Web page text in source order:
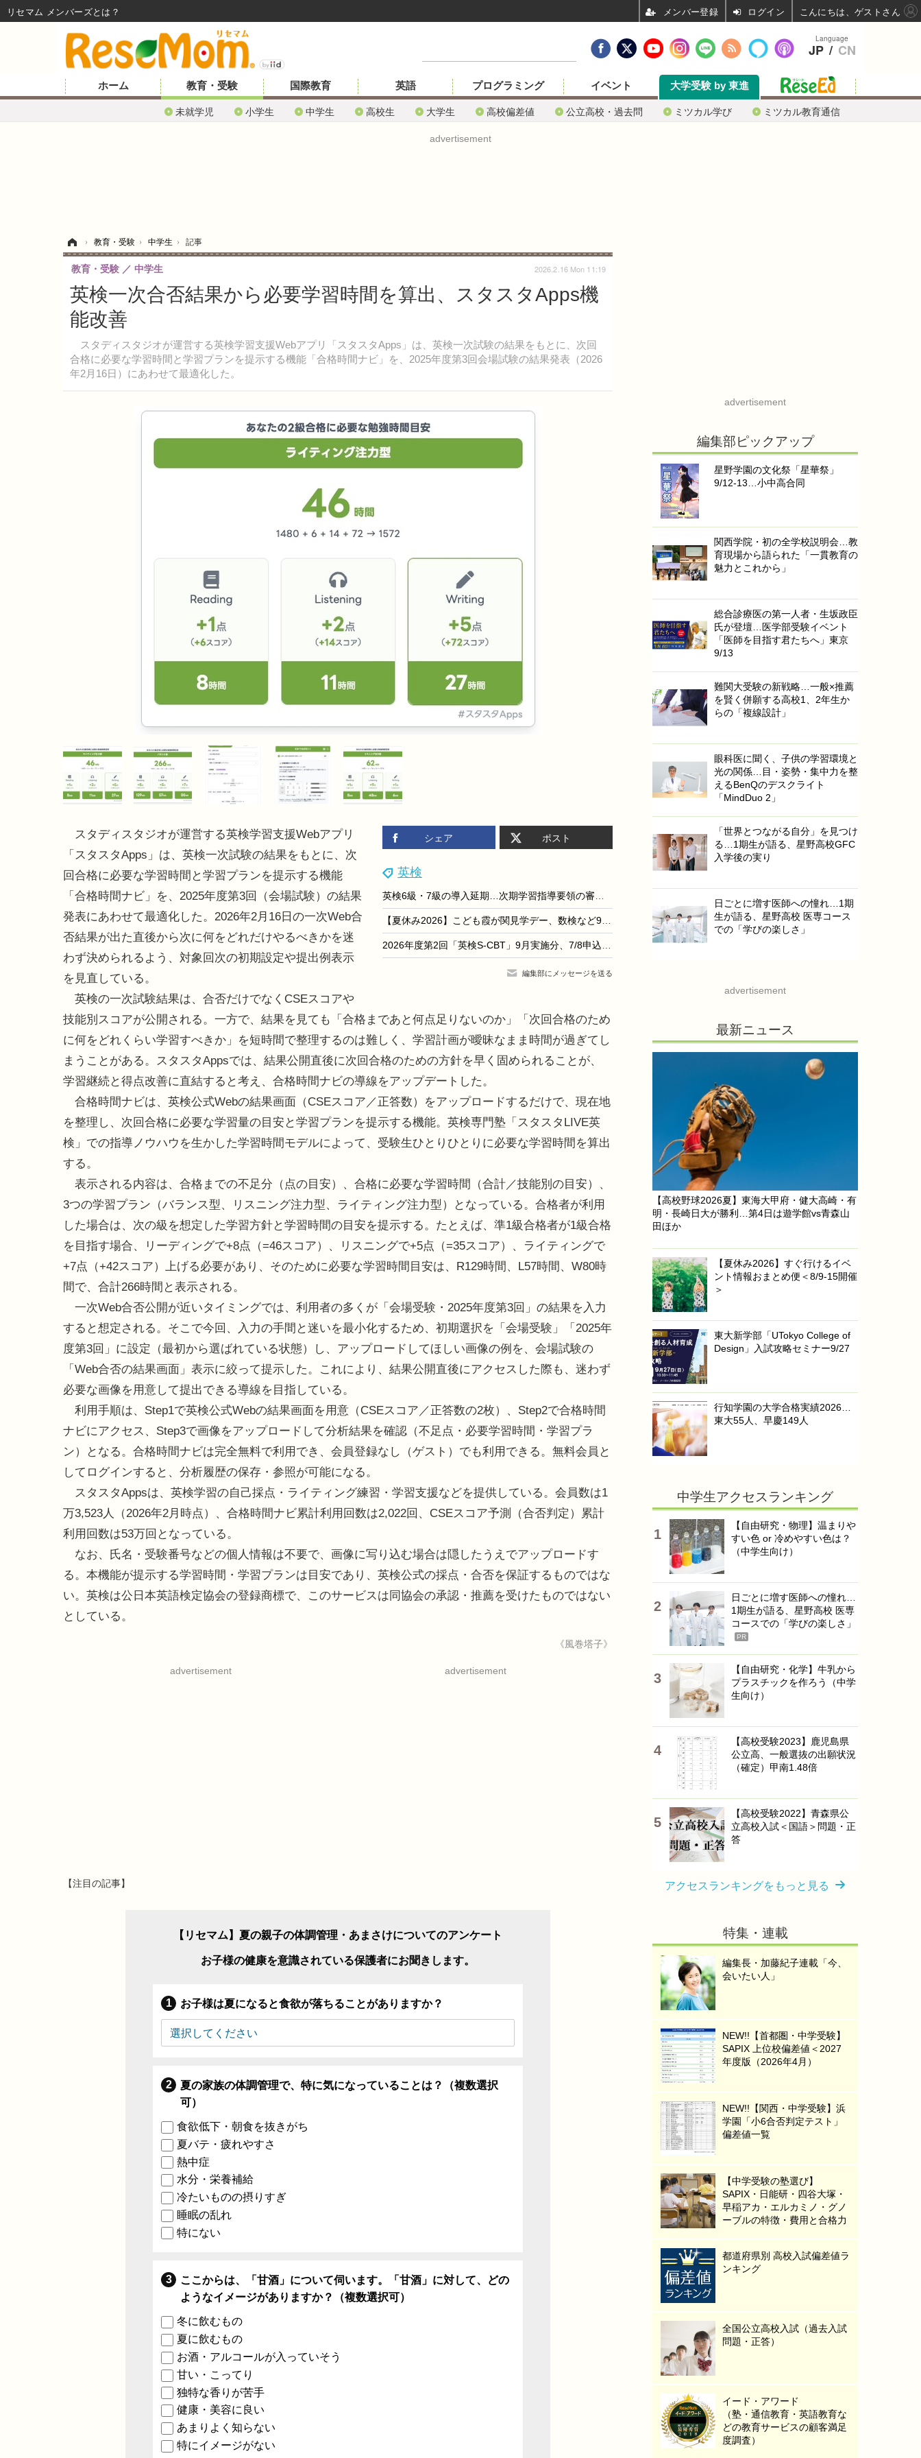
ホーム 教育・受験
未就学児 小学生 中学生 高校生 大学生 高校偏差値 公立高校・過去問 ミツカル学び ミツカル教育通信
国際教育 英語 プログラミング イベント 大学受験 by 東進
advertisement
› 教育・受験 › 中学生 › 記事
英検一次合否結果から必要学習時間を算出、スタスタApps機
能改善
スタディスタジオが運営する英検学習支援Webアプリ「スタスタApps」は、英検一次試験の結果をもとに、次回
合格に必要な学習時間と学習プランを提示する機能「合格時間ナビ」を、2025年度第3回会場試験の結果発表（2026
年2月16日）にあわせて最適化した。
教育・受験 中学生 2026.2.16 Mon 11:19
シェア ポスト
英検
英検6級・7級の導入延期…次期学習指導要領の審議踏まえ見直し
【夏休み2026】こども霞が関見学デー、数検など9団体が「検定体験」7/29・30
2026年度第2回「英検S-CBT」9月実施分、7/8申込開始
編集部にメッセージを送る
スタディスタジオが運営する英検学習支援Webアプリ
「スタスタApps」は、英検一次試験の結果をもとに、次
回合格に必要な学習時間と学習プランを提示する機能
「合格時間ナビ」を、2025年度第3回（会場試験）の結果
発表にあわせて最適化した。2026年2月16日の一次Web合
否結果が出た直後から次に何をどれだけやるべきかを迷
わず決められるよう、対象回次の初期設定や提出例表示
を見直している。
英検の一次試験結果は、合否だけでなくCSEスコアや
技能別スコアが公開される。一方で、結果を見ても「合格まであと何点足りないのか」「次回合格のため
に何をどれくらい学習すべきか」を短時間で整理するのは難しく、学習計画が曖昧なまま時間が過ぎてし
まうことがある。スタスタAppsでは、結果公開直後に次回合格のための方針を早く固められることが、
学習継続と得点改善に直結すると考え、合格時間ナビの導線をアップデートした。
合格時間ナビは、英検公式Webの結果画面（CSEスコア／正答数）をアップロードするだけで、現在地
を整理し、次回合格に必要な学習量の目安と学習プランを提示する機能。英検専門塾「スタスタLIVE英
検」での指導ノウハウを生かした学習時間モデルによって、受験生ひとりひとりに必要な学習時間を算出
する。
表示される内容は、合格までの不足分（点の目安）、合格に必要な学習時間（合計／技能別の目安）、
3つの学習プラン（バランス型、リスニング注力型、ライティング注力型）となっている。合格者が利用
した場合は、次の級を想定した学習方針と学習時間の目安を提示する。たとえば、準1級合格者が1級合格
を目指す場合、リーディングで+8点（=46スコア）、リスニングで+5点（=35スコア）、ライティングで
+7点（+42スコア）上げる必要があり、そのために必要な学習時間目安は、R129時間、L57時間、W80時
間で、合計266時間と表示される。
一次Web合否公開が近いタイミングでは、利用者の多くが「会場受験・2025年度第3回」の結果を入力
すると想定される。そこで今回、入力の手間と迷いを最小化するため、初期選択を「会場受験」「2025年
度第3回」に設定（最初から選ばれている状態）し、アップロードしてほしい画像の例を、会場試験の
「Web合否の結果画面」表示に絞って提示した。これにより、結果公開直後にアクセスした際も、迷わず
必要な画像を用意して提出できる導線を目指している。
利用手順は、Step1で英検公式Webの結果画面を用意（CSEスコア／正答数の2枚）、Step2で合格時間
ナビにアクセス、Step3で画像をアップロードして分析結果を確認（不足点・必要学習時間・学習プラ
ン）となる。合格時間ナビは完全無料で利用でき、会員登録なし（ゲスト）でも利用できる。無料会員と
してログインすると、分析履歴の保存・参照が可能になる。
スタスタAppsは、英検学習の自己採点・ライティング練習・学習支援などを提供している。会員数は1
万3,523人（2026年2月時点）、合格時間ナビ累計利用回数は2,022回、CSEスコア予測（合否判定）累計
利用回数は53万回となっている。
なお、氏名・受験番号などの個人情報は不要で、画像に写り込む場合は隠したうえでアップロードす
る。本機能が提示する学習時間・学習プランは目安であり、英検公式の採点・合否を保証するものではな
い。英検は公日本英語検定協会の登録商標で、このサービスは同協会の承認・推薦を受けたものではない
としている。
《風巻塔子》
advertisement advertisement
【注目の記事】
【リセマム】夏の親子の体調管理・あまさけについてのアンケート
お子様の健康を意識されている保護者にお聞きします。
お子様は夏になると食欲が落ちることがありますか？
夏の家族の体調管理で、特に気になっていることは？（複数選択
可）
食欲低下・朝食を抜きがち
夏バテ・疲れやすさ
熱中症
水分・栄養補給
冷たいものの摂りすぎ
睡眠の乱れ
特にない
ここからは、「甘酒」について伺います。「甘酒」に対して、どの
ようなイメージがありますか？（複数選択可）
冬に飲むもの
夏に飲むもの
お酒・アルコールが入っていそう
甘い・こってり
独特な香りが苦手
健康・美容に良い
あまりよく知らない
特にイメージがない
advertisement
編集部ピックアップ
星野学園の文化祭「星華祭」
9/12-13…小中高合同
関西学院・初の全学校説明会…教
育現場から語られた「一貫教育の
魅力とこれから」
総合診療医の第一人者・生坂政臣
氏が登壇…医学部受験イベント
「医師を目指す君たちへ」東京
9/13
難関大受験の新戦略…一般×推薦
を賢く併願する高校1、2年生か
らの「複線設計」
眼科医に聞く、子供の学習環境と
光の関係…目・姿勢・集中力を整
えるBenQのデスクライト
「MindDuo 2」
「世界とつながる自分」を見つけ
る…1期生が語る、星野高校GFC
入学後の実り
日ごとに増す医師への憧れ…1期
生が語る、星野高校 医専コース
での「学びの楽しさ」
advertisement
最新ニュース
【高校野球2026夏】東海大甲府・健大高崎・有
明・長崎日大が勝利…第4日は遊学館vs青森山
田ほか
【夏休み2026】すぐ行けるイベ
ント情報おまとめ便＜8/9-15開催
＞
東大新学部「UTokyo College of
Design」入試攻略セミナー9/27
行知学園の大学合格実績2026…
東大55人、早慶149人
中学生アクセスランキング
【自由研究・物理】温まりや
すい色 or 冷めやすい色は？
（中学生向け）
日ごとに増す医師への憧れ…
1期生が語る、星野高校 医専
コースでの「学びの楽しさ」
PR
【自由研究・化学】牛乳から
プラスチックを作ろう（中学
生向け）
【高校受験2023】鹿児島県
公立高、一般選抜の出願状況
（確定）甲南1.48倍
【高校受験2022】青森県公
立高校入試＜国語＞問題・正
答
アクセスランキングをもっと見る
特集・連載
編集長・加藤紀子連載「今、
会いたい人」
NEW!!【首都圏・中学受験】
SAPIX 上位校偏差値＜2027
年度版（2026年4月）
NEW!!【関西・中学受験】浜
学園「小6合否判定テスト」
偏差値一覧
【中学受験の塾選び】
SAPIX・日能研・四谷大塚・
早稲アカ・エルカミノ・グノ
ーブルの特徴・費用と合格力
都道府県別 高校入試偏差値ラ
ンキング
全国公立高校入試（過去入試
問題・正答）
イード・アワード
（塾・通信教育・英語教育な
どの教育サービスの顧客満足
度調査）
Language
JP / CN
リセマム メンバーズ ログイン こんにちは、ゲストさん